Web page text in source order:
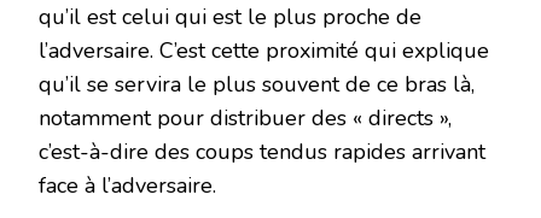
qu’il est celui qui est le plus proche de
l’adversaire. C’est cette proximité qui explique
qu’il se servira le plus souvent de ce bras là,
notamment pour distribuer des « directs »,
c’est-à-dire des coups tendus rapides arrivant
face à l’adversaire.